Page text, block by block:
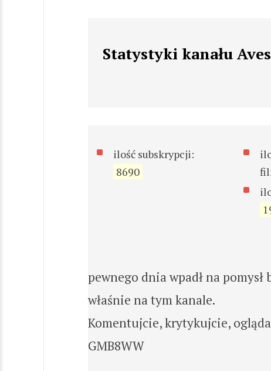
Statystyki kanału
ilość subskrypcji:
8690
pewnego dnia wpadł na
właśnie na tym kanale.
Komentujcie, krytykujcie,
GMB8WW